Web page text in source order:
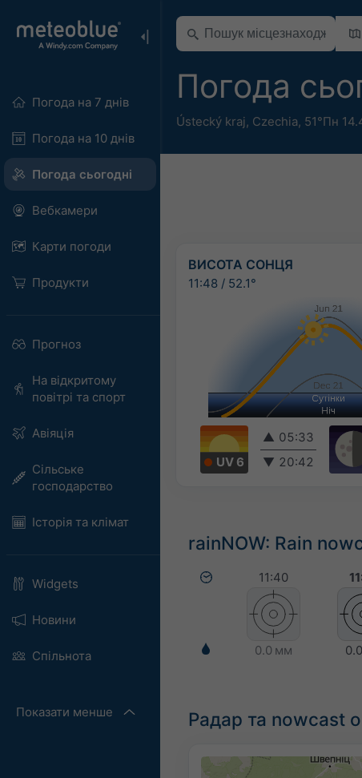
Погода на 7 днів
Погода на 10 днів
Погода сьогодні
Вебкамери
Карти погоди
Продукти
Прогноз
На відкритому
повітрі та спорт
Авіяція
Сільське
господарство
Історія та клімат
Widgets
Новини
Спільнота
Показати менше
Погода
Ústecký kraj, Czechia, 51°Пн
ВИСОТА СОНЦЯ
11:48 / 52.1°
UV 6
▲ 05:33
▼ 20:42
rainNOW: Rain
11:40
0.0 мм
Радар та nowcast